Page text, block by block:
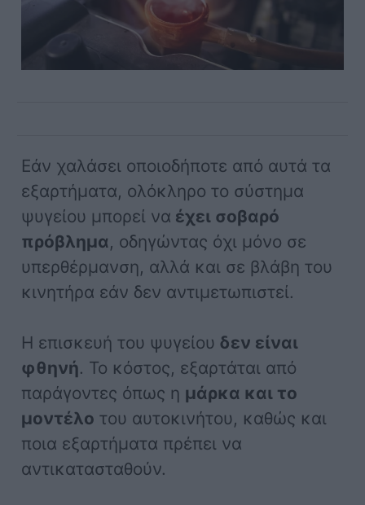
Εάν χαλάσει οποιοδήποτε από αυτά τα
εξαρτήματα, ολόκληρο το σύστημα
ψυγείου μπορεί να έχει σοβαρό
πρόβλημα, οδηγώντας όχι μόνο σε
υπερθέρμανση, αλλά και σε βλάβη του
κινητήρα εάν δεν αντιμετωπιστεί.
Η επισκευή του ψυγείου δεν είναι
φθηνή. Το κόστος, εξαρτάται από
παράγοντες όπως η μάρκα και το
μοντέλο του αυτοκινήτου, καθώς και
ποια εξαρτήματα πρέπει να
αντικατασταθούν.